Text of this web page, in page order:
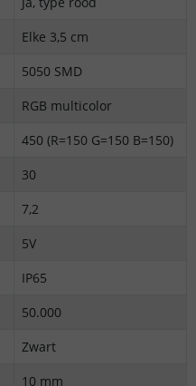
Elke 3,5 cm
5050 SMD
RGB multicolor
450 (R=150 G=150 B=150)
30
7,2
5V
IP65
50.000
Zwart
10 mm